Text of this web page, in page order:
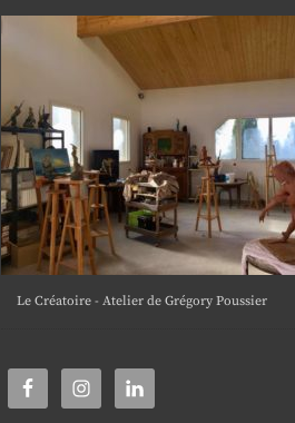
Le Créatoire - Atelier de Grégory Poussier